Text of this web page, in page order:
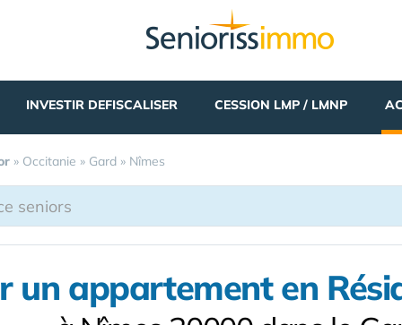
INVESTIR DEFISCALISER CESSION LMP / LMNP
» Occitanie » Gard » Nîmes
un appartement en